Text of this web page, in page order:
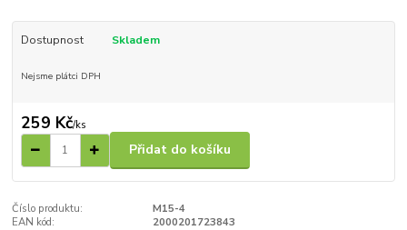
Dostupnost Skladem
Nejsme plátci DPH
259 Kč/ks
Přidat do košíku
Číslo produktu:
M15-4
EAN kód:
2000201723843